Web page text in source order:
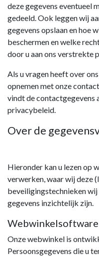
deze gegevens eventueel
gedeeld. Ook leggen wij
gegevens opslaan en hoe
beschermen en welke
door u aan ons verstrekte
Als u vragen heeft over
opnemen met onze
vindt de contactgegevens
privacybeleid.
Over de
Hieronder kan u lezen op
verwerken, waar wij deze
beveiligingstechnieken
gegevens inzichtelijk zijn.
Onze webwinkel is
Persoonsgegevens die u